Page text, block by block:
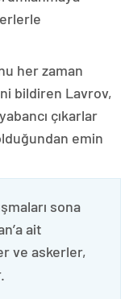
her zaman
bildiren Lavrov,
çıkarlar
emin
sona
ait
ve askerler,